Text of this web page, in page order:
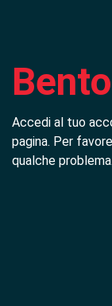
Accedi al tuo
pagina. Per
qualche problema.